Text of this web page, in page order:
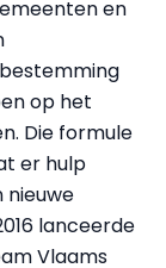
en
op het
Die formule
er hulp
nieuwe
lanceerde
Vlaams